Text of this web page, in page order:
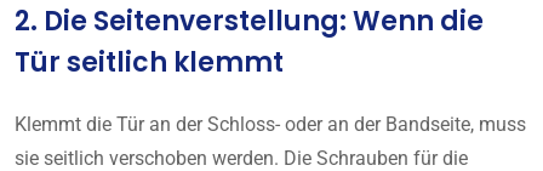
2. Die Seitenverstellung: Wenn die
Tür seitlich klemmt
Klemmt die Tür an der Schloss- oder an der Bandseite, muss
sie seitlich verschoben werden. Die Schrauben für die